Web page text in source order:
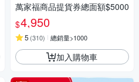
萬家福商品提貨券總面額$5000
$4,950
5 (310) 總銷量>1000
加入購物車